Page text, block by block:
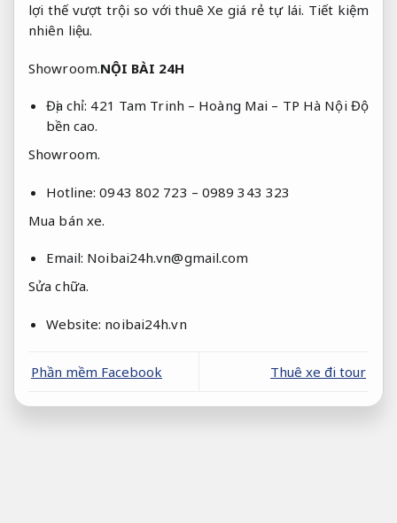
lợi thế vượt trội so với thuê Xe giá rẻ tự lái. Tiết kiệm
nhiên liệu.
Showroom.NỘI BÀI 24H
Địa chỉ: 421 Tam Trinh – Hoàng Mai – TP Hà Nội Độ
bền cao.
Showroom.
Hotline: 0943 802 723 – 0989 343 323
Mua bán xe.
Email: Noibai24h.vn@gmail.com
Sửa chữa.
Website: noibai24h.vn
Phần mềm Facebook Thuê xe đi tour